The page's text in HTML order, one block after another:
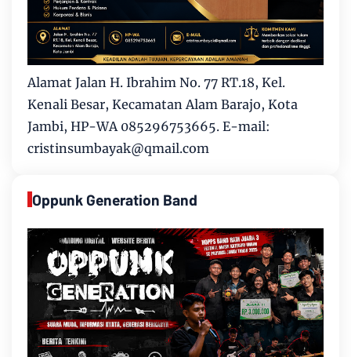
Alamat Jalan H. Ibrahim No. 77 RT.18, Kel.
Kenali Besar, Kecamatan Alam Barajo, Kota
Jambi, HP-WA 085296753665. E-mail:
cristinsumbayak@qmail.com
Oppunk Generation Band